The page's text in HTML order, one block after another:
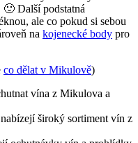
Další podstatná
ale co pokud si sebou
na kojenecké body pro
co dělat v Mikulově)
vína z Mikulova a
široký sortiment vín z